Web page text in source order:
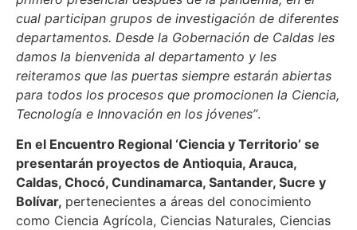
cual participan grupos de investigación de diferentes
departamentos. Desde la Gobernación de Caldas les
damos la bienvenida al departamento y les
reiteramos que las puertas siempre estarán abiertas
para todos los procesos que promocionen la Ciencia,
Tecnología e Innovación en los jóvenes”.
En el Encuentro Regional ‘Ciencia y Territorio’ se
presentarán proyectos de Antioquia, Arauca,
Caldas, Chocó, Cundinamarca, Santander, Sucre y
Bolívar, pertenecientes a áreas del conocimiento
como Ciencia Agrícola, Ciencias Naturales, Ciencias